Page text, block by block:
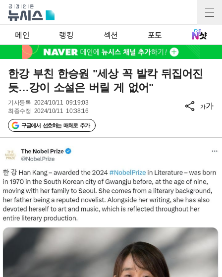
메인 랭킹 섹션 포토
한강 부친 한승원 "세상 꼭 발칵 뒤집어진
듯…강이 소설은 버릴 게 없어"
기사등록 2024/10/11 09:19:03
최종수정 2024/10/11 10:38:16
구글에서 선호하는 매체로 추가
가가